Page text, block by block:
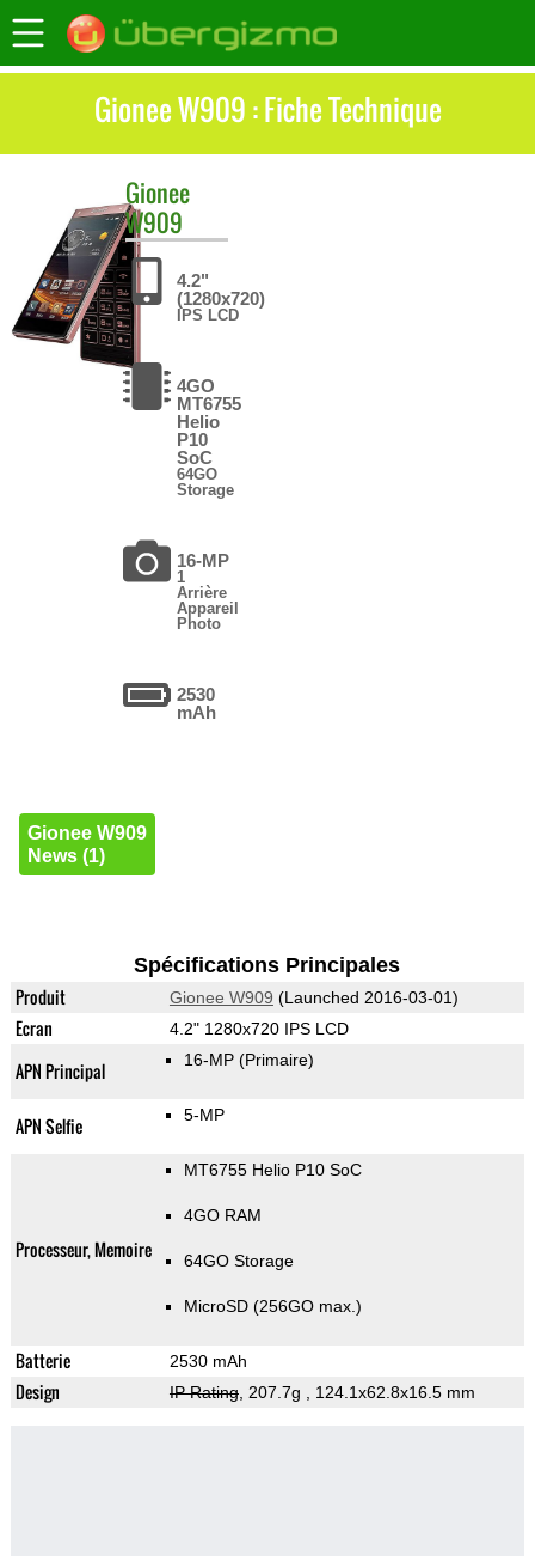
Gionee W909 : Fiche Technique
Gionee
W909
4.2"
(1280x720)
IPS LCD
4GO
MT6755
Helio
P10
SoC
64GO
Storage
16-MP
1
Arrière
Appareil
Photo
2530
mAh
Gionee W909
News (1)
Spécifications Principales
Produit Gionee W909 (Launched 2016-03-01)
Ecran 4.2" 1280x720 IPS LCD
APN Principal 16-MP (Primaire)
APN Selfie 5-MP
Processeur, Memoire
MT6755 Helio P10 SoC
4GO RAM
64GO Storage
MicroSD (256GO max.)
Batterie 2530 mAh
Design IP Rating, 207.7g , 124.1x62.8x16.5 mm